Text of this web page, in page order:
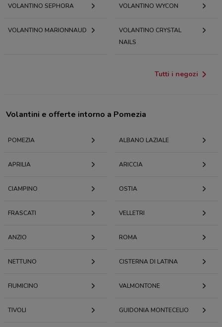
VOLANTINO SEPHORA VOLANTINO WYCON
VOLANTINO MARIONNAUD
VOLANTINO CRYSTAL
NAILS
Tutti i negozi
Volantini e offerte intorno a Pomezia
POMEZIA ALBANO LAZIALE
APRILIA ARICCIA
CIAMPINO OSTIA
FRASCATI VELLETRI
ANZIO ROMA
NETTUNO CISTERNA DI LATINA
FIUMICINO VALMONTONE
TIVOLI GUIDONIA MONTECELIO